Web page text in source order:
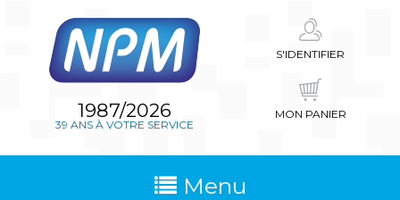
1987/2026
39 ANS À VOTRE SERVICE
S'IDENTIFIER
MON PANIER
Menu